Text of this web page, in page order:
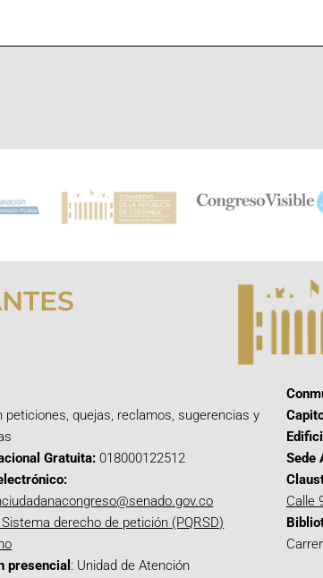
peticiones, quejas, reclamos, sugerencias y
Gratuita: 018000122512
Sistema derecho de petición (PQRSD)
presencial : Unidad de Atención
Sede
Calle